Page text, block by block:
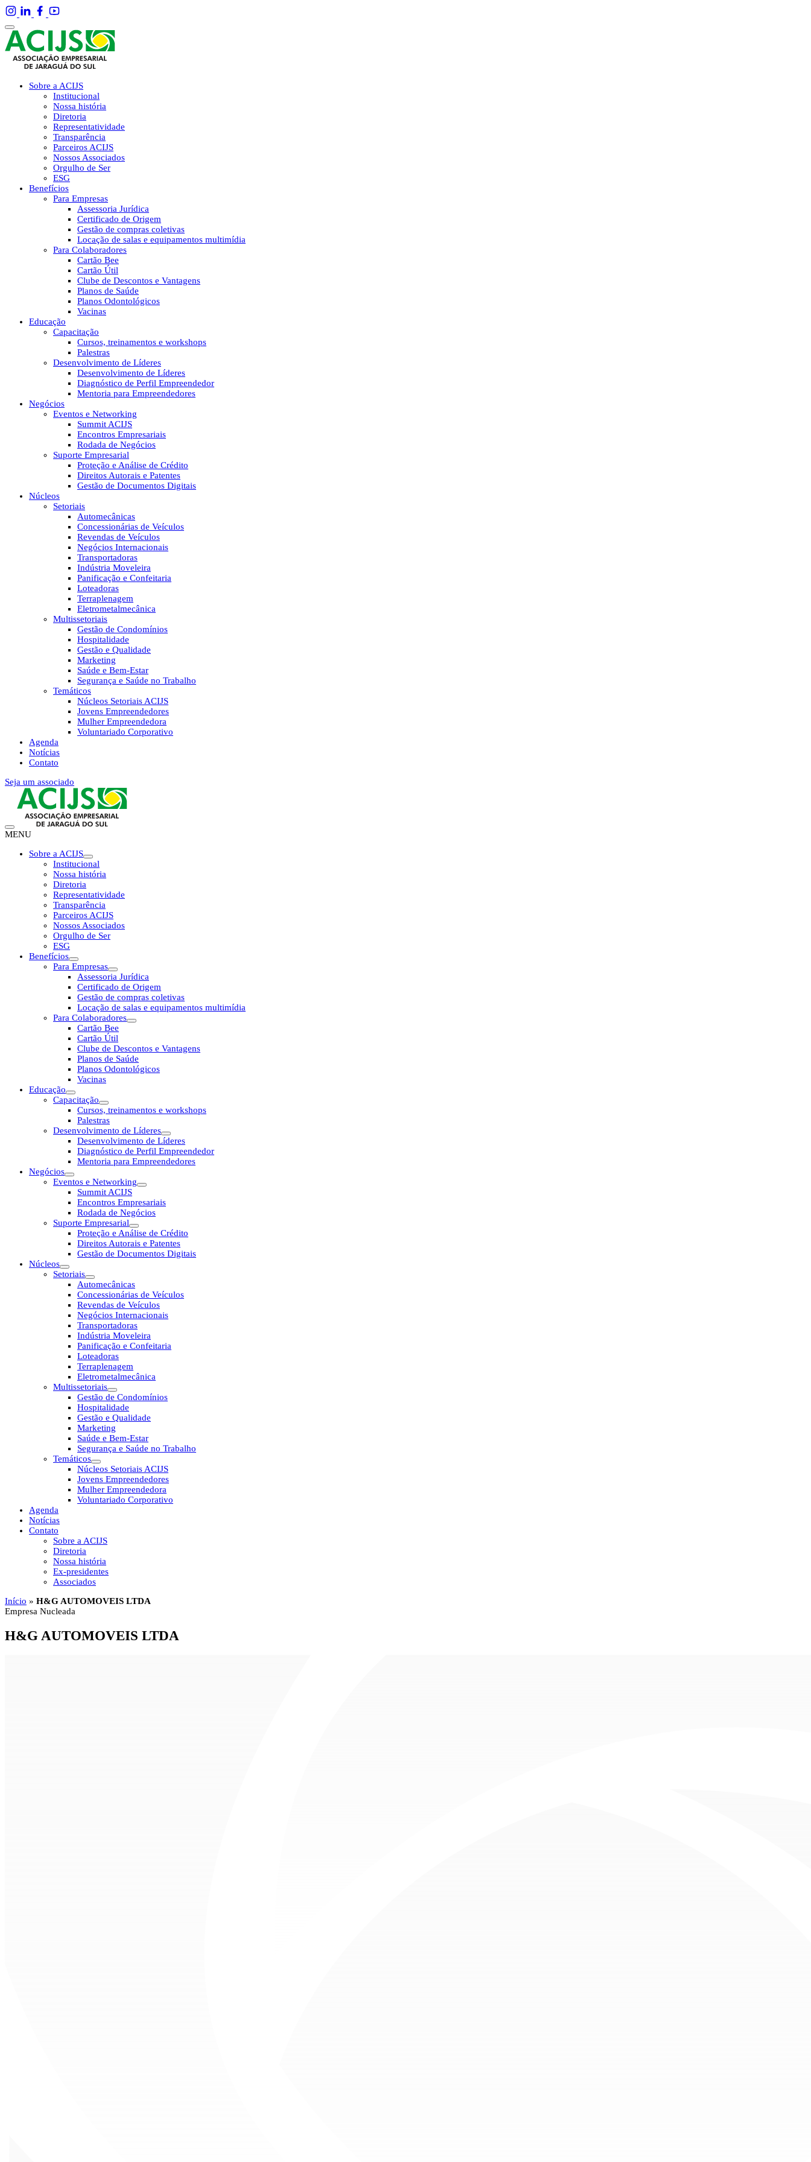
Sobre a ACIJS
Institucional
Nossa história
Diretoria
Representatividade
Transparência
Parceiros ACIJS
Nossos Associados
Orgulho de Ser
ESG
Benefícios
Para Empresas
Assessoria Jurídica
Certificado de Origem
Gestão de compras coletivas
Locação de salas e equipamentos multimídia
Para Colaboradores
Cartão Bee
Cartão Útil
Clube de Descontos e Vantagens
Planos de Saúde
Planos Odontológicos
Vacinas
Educação
Capacitação
Cursos, treinamentos e workshops
Palestras
Desenvolvimento de Líderes
Desenvolvimento de Líderes
Diagnóstico de Perfil Empreendedor
Mentoria para Empreendedores
Negócios
Eventos e Networking
Summit ACIJS
Encontros Empresariais
Rodada de Negócios
Suporte Empresarial
Proteção e Análise de Crédito
Direitos Autorais e Patentes
Gestão de Documentos Digitais
Núcleos
Setoriais
Automecânicas
Concessionárias de Veículos
Revendas de Veículos
Negócios Internacionais
Transportadoras
Indústria Moveleira
Panificação e Confeitaria
Loteadoras
Terraplenagem
Eletrometalmecânica
Multissetoriais
Gestão de Condomínios
Hospitalidade
Gestão e Qualidade
Marketing
Saúde e Bem-Estar
Segurança e Saúde no Trabalho
Temáticos
Núcleos Setoriais ACIJS
Jovens Empreendedores
Mulher Empreendedora
Voluntariado Corporativo
Agenda
Notícias
Contato
Seja um associado
MENU
Sobre a ACIJS
Institucional
Nossa história
Diretoria
Representatividade
Transparência
Parceiros ACIJS
Nossos Associados
Orgulho de Ser
ESG
Benefícios
Para Empresas
Assessoria Jurídica
Certificado de Origem
Gestão de compras coletivas
Locação de salas e equipamentos multimídia
Para Colaboradores
Cartão Bee
Cartão Útil
Clube de Descontos e Vantagens
Planos de Saúde
Planos Odontológicos
Vacinas
Educação
Capacitação
Cursos, treinamentos e workshops
Palestras
Desenvolvimento de Líderes
Desenvolvimento de Líderes
Diagnóstico de Perfil Empreendedor
Mentoria para Empreendedores
Negócios
Eventos e Networking
Summit ACIJS
Encontros Empresariais
Rodada de Negócios
Suporte Empresarial
Proteção e Análise de Crédito
Direitos Autorais e Patentes
Gestão de Documentos Digitais
Núcleos
Setoriais
Automecânicas
Concessionárias de Veículos
Revendas de Veículos
Negócios Internacionais
Transportadoras
Indústria Moveleira
Panificação e Confeitaria
Loteadoras
Terraplenagem
Eletrometalmecânica
Multissetoriais
Gestão de Condomínios
Hospitalidade
Gestão e Qualidade
Marketing
Saúde e Bem-Estar
Segurança e Saúde no Trabalho
Temáticos
Núcleos Setoriais ACIJS
Jovens Empreendedores
Mulher Empreendedora
Voluntariado Corporativo
Agenda
Notícias
Contato
Sobre a ACIJS
Diretoria
Nossa história
Ex-presidentes
Associados
Início » H&G AUTOMOVEIS LTDA
Empresa Nucleada
H&G AUTOMOVEIS LTDA